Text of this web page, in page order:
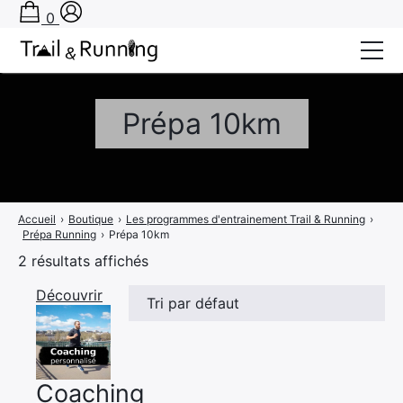
Prépa 10km
Accueil › Boutique › Les programmes d'entrainement Trail & Running ›
Prépa Running › Prépa 10km
2 résultats affichés
Découvrir
Coaching
0
Bons plans
Actu Running
TA PRÉPA SUR-MESURE